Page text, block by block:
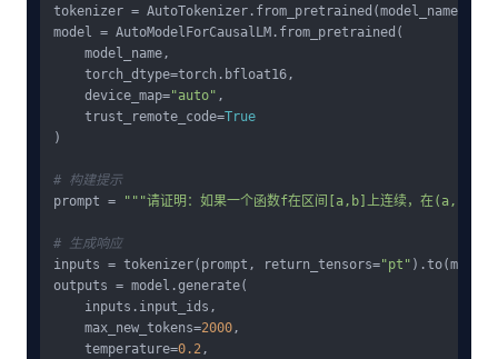
tokenizer = AutoTokenizer.from_pretrained(model_name)
model = AutoModelForCausalLM.from_pretrained(
    model_name,
    torch_dtype=torch.bfloat16,
    device_map=
"auto" ,
    trust_remote_code=
True
)
# 构建提示
prompt =
"""请证明：如果一个函数f在区间[a,b]上连续，在(a,b)
# 生成响应
inputs = tokenizer(prompt, return_tensors="pt"
outputs = model.generate(
    inputs.input_ids,
    max_new_tokens=
2000,
    temperature=
0.2,